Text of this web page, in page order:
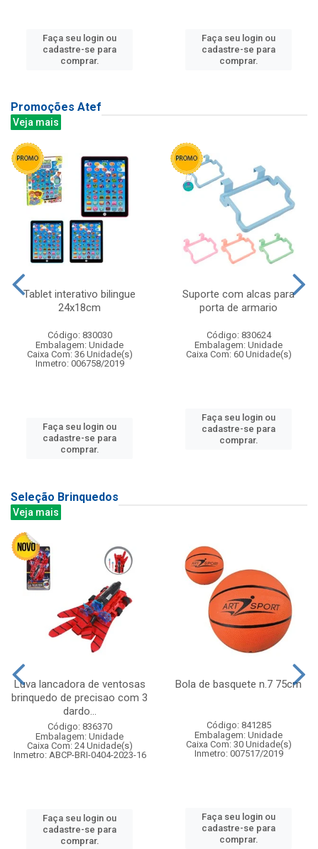
Faça seu login ou
cadastre-se para
comprar.
Faça seu login ou
cadastre-se para
comprar.
Promoções Atef
Veja mais
Tablet interativo bilingue
24x18cm
Código: 830030
Embalagem: Unidade
Caixa Com: 36 Unidade(s)
Inmetro: 006758/2019
Faça seu login ou
cadastre-se para
comprar.
Suporte com alcas para
porta de armario
Código: 830624
Embalagem: Unidade
Caixa Com: 60 Unidade(s)
Faça seu login ou
cadastre-se para
comprar.
Seleção Brinquedos
Veja mais
Luva lancadora de ventosas
brinquedo de precisao com 3
dardo...
Código: 836370
Embalagem: Unidade
Caixa Com: 24 Unidade(s)
Inmetro: ABCP-BRI-0404-2023-16
Faça seu login ou
cadastre-se para
comprar.
Bola de basquete n.7 75cm
Código: 841285
Embalagem: Unidade
Caixa Com: 30 Unidade(s)
Inmetro: 007517/2019
Faça seu login ou
cadastre-se para
comprar.